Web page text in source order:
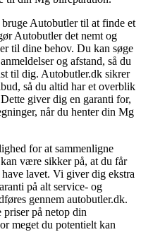
Autobutler til at finde et
Autobutler det nemt og
til dine behov. Du kan søge
og afstand, så du
til dig. Autobutler.dk sikrer
så du altid har et overblik
giver dig en garanti for,
når du henter din Mg
for at sammenligne
være sikker på, at du får
lavet. Vi giver dig ekstra
på alt service- og
gennem autobutler.dk.
på netop din
meget du potentielt kan